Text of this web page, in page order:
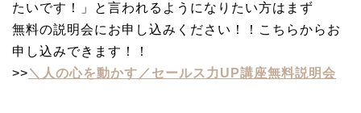
たいです！」と言われるようになりたい方はまず
無料の説明会にお申し込みください！！こちらからお
申し込みできます！！
>>＼人の心を動かす／セールス力UP講座無料説明会